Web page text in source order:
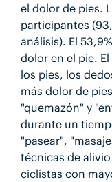
el dolor de pies.
participantes
análisis). El
dolor en el pie.
los pies, los
más dolor de
"quemazón" y
durante un
"pasear",
técnicas de
ciclistas con